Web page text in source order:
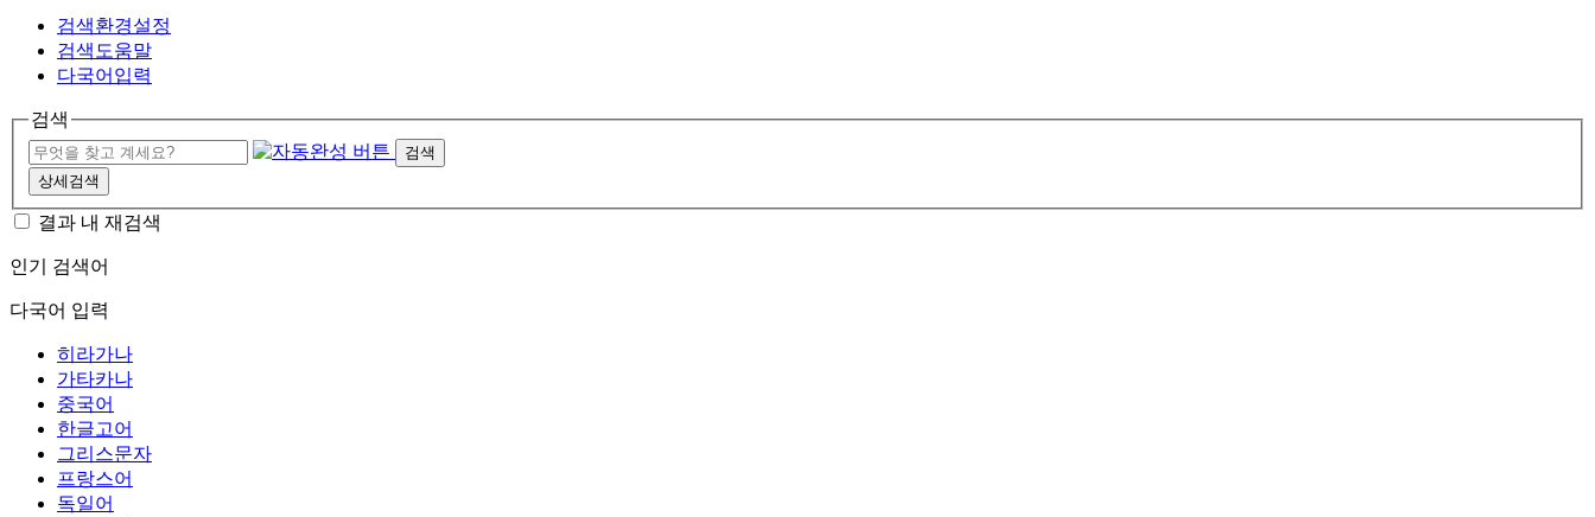
검색환경설정
검색도움말
다국어입력
검색
검색
상세검색
결과 내 재검색
인기 검색어
다국어 입력
히라가나
가타카나
중국어
한글고어
그리스문자
프랑스어
독일어